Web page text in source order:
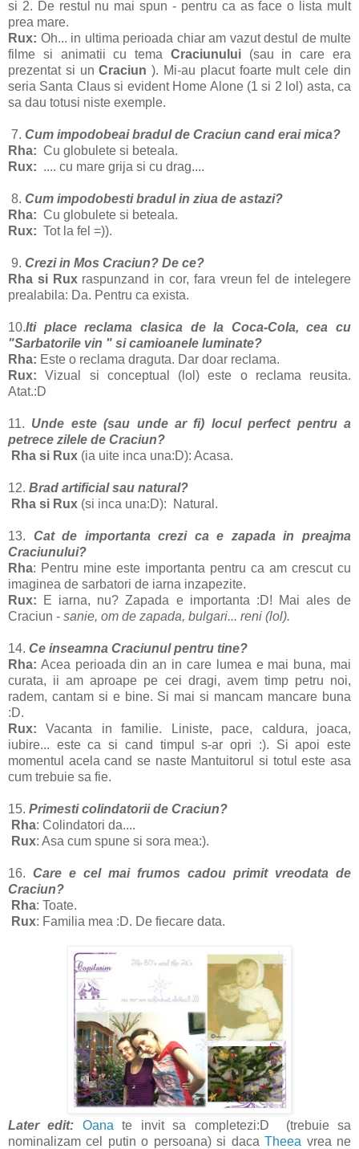
si 2. De restul nu mai spun - pentru ca as face o lista mult
prea mare.
Rux: Oh... in ultima perioada chiar am vazut destul de multe
filme si animatii cu tema Craciunului(sau in care era
prezentat si unCraciun ). Mi-au placut foarte mult cele din
seria Santa Claus si evident Home Alone (1 si 2 lol) asta, ca
sa dau totusi niste exemple.
7. Cum impodobeai bradul de Craciun cand erai mica?
Rha: Cu globulete si beteala.
Rux: .... cu mare grija si cu drag....
8. Cum impodobesti bradul in ziua de astazi?
Rha: Cu globulete si beteala.
Rux: Tot la fel =)).
9. Crezi in Mos Craciun? De ce?
Rha si Rux raspunzand in cor, fara vreun fel de intelegere
prealabila: Da. Pentru ca exista.
10.Iti place reclama clasica de la Coca-Cola, cea cu
"Sarbatorile vin " si camioanele luminate?
Rha: Este o reclama draguta. Dar doar reclama.
Rux:Vizual si conceptual (lol) este o reclama reusita.
Atat.:D
11. Unde este (sau unde ar fi) locul perfect pentru a
petrece zilele de Craciun?
Rha si Rux (ia uite inca una:D): Acasa.
12. Brad artificial sau natural?
Rha si Rux (si inca una:D): Natural.
13. Cat de importanta crezi ca e zapada in preajma
Craciunului?
Rha: Pentru mine este importanta pentru ca am crescut cu
imaginea de sarbatori de iarna inzapezite.
Rux:
E iarna, nu? Zapada e importanta :D! Mai ales de
Craciun - sanie, om de zapada, bulgari... reni (lol).
14. Ce inseamna Craciunul pentru tine?
Rha: Acea perioada din an in care lumea e mai buna, mai
curata, ii am aproape pe cei dragi, avem timp petru noi,
radem, cantam si e bine. Si mai si mancam mancare buna
:D.
Rux:Vacanta
in familie. Liniste, pace, caldura, joaca,
iubire... este ca si cand timpul s-ar opri :). Si apoi este
momentul acela cand se naste Mantuitorul si totul este asa
cum trebuie sa fie.
15. Primesti colindatorii de Craciun?
Rha: Colindatori da....
Rux: Asa cum spune si sora mea:).
16. Care e cel mai frumos cadou primit vreodata de
Craciun?
Rha: Toate.
Rux: Familia mea :D. De fiecare data.
Later edit: Oana te invit sa completezi:D (trebuie sa
nominalizam cel putin o persoana) si dacaTheea vrea ne